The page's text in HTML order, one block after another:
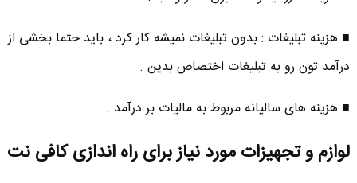
■ هزینه تبلیغات : بدون تبلیغات نمیشه کار کرد ، باید حتما بخشی از
درآمد تون رو به تبلیغات اختصاص بدین .
■ هزینه های سالیانه مربوط به مالیات بر درآمد .
لوازم و تجهیزات مورد نیاز برای راه اندازی کافی نت